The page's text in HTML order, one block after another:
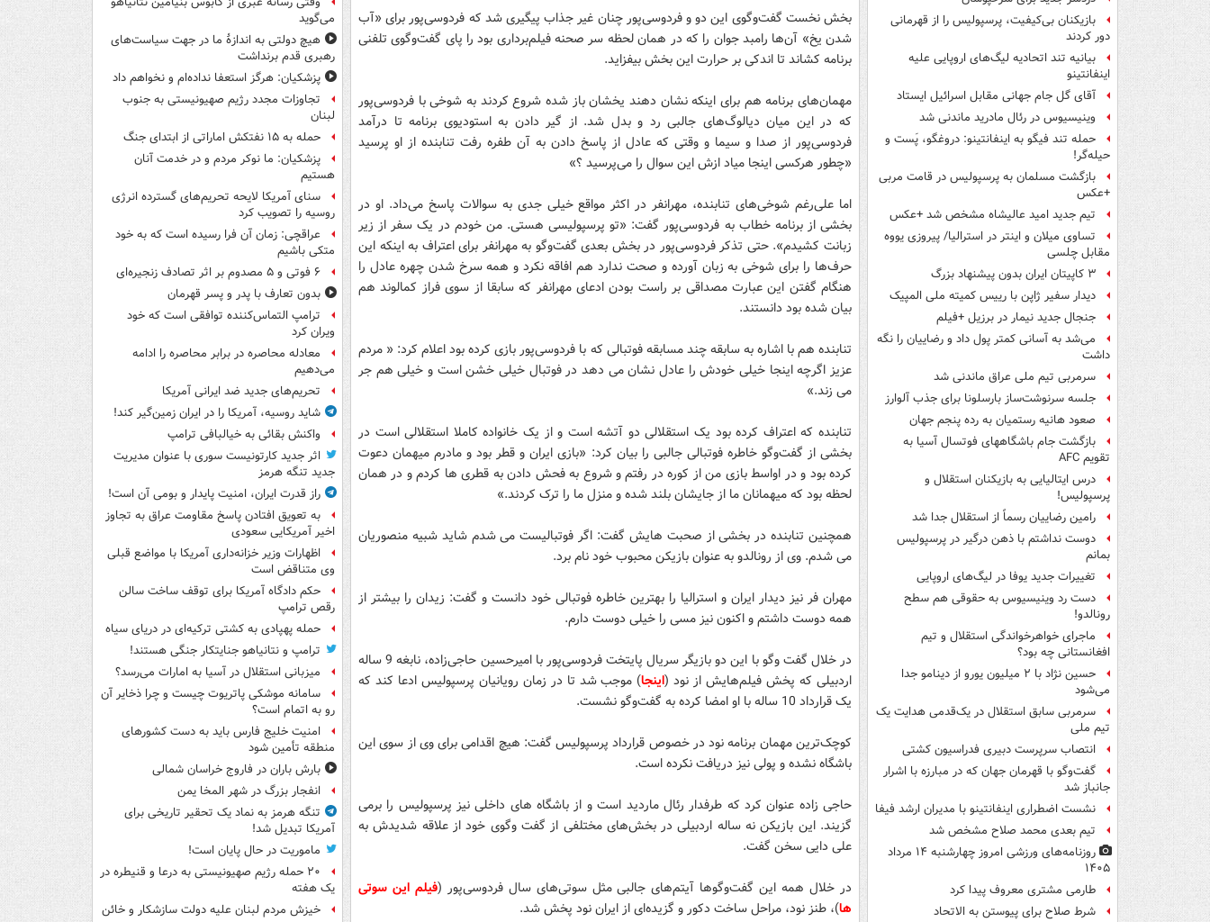
بازیکنان بی‌کیفیت، پرسپولیس را از قهرمانی
دور کردند
بیانیه تند اتحادیه لیگ‌های اروپایی علیه
اینفانتینو
آقای گل جام جهانی مقابل اسرائیل ایستاد
وینیسیوس در رئال مادرید ماندنی شد
حمله تند فیگو به اینفانتینو: دروغگو، پَست‌ و
حیله‌گر!
بازگشت مسلمان به پرسپولیس در قامت مربی
+عکس
تیم جدید امید عالیشاه مشخص شد +عکس
تساوی میلان و اینتر در استرالیا/ پیروزی یووه
مقابل چلسی
۳ کاپیتان ایران بدون پیشنهاد بزرگ
دیدار سفیر ژاپن با رییس کمیته ملی المپیک
جنجال جدید نیمار در برزیل +فیلم
می‌شد به آسانی کمتر پول داد و رضاییان را نگه
داشت
سرمربی تیم ملی عراق ماندنی شد
جلسه سرنوشت‌ساز بارسلونا برای جذب آلوارز
صعود هانیه رستمیان به رده پنجم جهان
بازگشت جام باشگاههای فوتسال آسیا به
تقویم AFC
درس ایتالیایی‌ به بازیکنان استقلال و
پرسپولیس!
رامین رضاییان رسماً از استقلال جدا شد
دوست نداشتم با ذهن درگیر در پرسپولیس
بمانم
تغییرات جدید یوفا در لیگ‌های اروپایی
دست رد وینیسیوس به حقوقی هم سطح
رونالدو!
ماجرای خواهرخواندگی استقلال و تیم
افغانستانی چه بود؟
حسین نژاد با ۲ میلیون یورو از دینامو جدا
می‌شود
سرمربی سابق استقلال در یک‌قدمی هدایت یک
تیم ملی
انتصاب سرپرست دبیری فدراسیون کشتی
گفت‌وگو با قهرمان جهان که در مبارزه با اشرار
جانباز شد
نشست اضطراری اینفانتینو با مدیران ارشد فیفا
تیم بعدی محمد صلاح مشخص شد
روزنامه‌های ورزشی امروز چهارشنبه ۱۴ مرداد
۱۴۰۵
طارمی مشتری معروف پیدا کرد
شرط صلاح برای پیوستن به الاتحاد
بخش نخست گفت‌وگوی این دو و فردوسی‌پور چنان غیر جذاب پیگیری شد که فردوسی‌پور برای «آب
شدن یخ» آن‌ها رامبد جوان را که در همان لحظه سر صحنه فیلم‌برداری بود را پای گفت‌وگوی تلفنی
برنامه کشاند تا اندکی بر حرارت این بخش بیفزاید.
مهمان‌های برنامه هم برای اینکه نشان دهند یخشان باز شده شروع کردند به شوخی با فردوسی‌پور
که در این میان دیالوگ‌های جالبی رد و بدل شد. از گیر دادن به استودیوی برنامه تا درآمد
فردوسی‌پور از صدا و سیما و وقتی که عادل از پاسخ دادن به آن طفره رفت تنابنده از او پرسید
«چطور هرکسی اینجا میاد ازش این سوال را می‌پرسید ؟»
اما علی‌رغم شوخی‌های تنابنده، مهرانفر در اکثر مواقع خیلی جدی به سوالات پاسخ می‌داد. او در
بخشی از برنامه خطاب به فردوسی‌پور گفت: «تو پرسپولیسی هستی. من خودم در یک سفر از زیر
زبانت کشیدم». حتی تذکر فردوسی‌پور در بخش بعدی گفت‌وگو به مهرانفر برای اعتراف به اینکه این
حرف‌ها را برای شوخی به زبان‌ آورده و صحت ندارد هم افاقه نکرد و همه سرخ شدن چهره عادل را
هنگام گفتن این عبارت مصداقی بر راست بودن ادعای مهرانفر که سابقا از سوی فراز کمالوند هم
بیان شده بود دانستند.
تنابنده هم با اشاره به سابقه چند مسابقه فوتبالی که با فردوسی‌پور بازی کرده بود اعلام کرد: « مردم
عزیز اگرچه اینجا خیلی خودش را عادل نشان می دهد در فوتبال خیلی خشن است و خیلی هم جر
می زند.»
تنابنده که اعتراف کرده بود یک استقلالی دو آتشه است و از یک خانواده کاملا استقلالی است در
بخشی از گفت‌وگو خاطره فوتبالی جالبی را بیان کرد: «بازی ایران و قطر بود و مادرم میهمان دعوت
کرده بود و در اواسط بازی من از کوره در رفتم و شروع به فحش دادن به قطری ها کردم و در همان
لحظه بود که میهمانان ما از جایشان بلند شده و منزل ما را ترک کردند.»
همچنین تنابنده در بخشی از صحبت هایش گفت: اگر فوتبالیست می شدم شاید شبیه منصوریان
می شدم. وی از رونالدو به عنوان بازیکن محبوب خود نام برد.
مهران فر نیز دیدار ایران و استرالیا را بهترین خاطره فوتبالی خود دانست و گفت: زیدان را بیشتر از
همه دوست داشتم و اکنون نیز مسی را خیلی دوست دارم.
در خلال گفت وگو با این دو بازیگر سریال پایتخت فردوسی‌پور با امیرحسین حاجی‌زاده، نابغه 9 ساله
اردبیلی که پخش فیلم‌هایش از نود (اینجا) موجب شد تا در زمان رویانیان پرسپولیس ادعا کند که
یک قرارداد 10 ساله با او امضا کرده به گفت‌وگو نشست.
کوچک‌ترین مهمان برنامه نود در خصوص قرارداد پرسپولیس گفت: هیچ اقدامی برای وی از سوی این
باشگاه نشده و پولی نیز دریافت نکرده است.
حاجی زاده عنوان کرد که طرفدار رئال ماردید است و از باشگاه های داخلی نیز پرسپولیس را برمی
گزیند. این بازیکن نه ساله اردبیلی در بخش‌های مختلفی از گفت وگوی خود از علاقه شدیدش به
علی دایی سخن گفت.
در خلال همه این گفت‌وگوها آیتم‌های جالبی مثل سوتی‌های سال فردوسی‌پور (فیلم این سوتی
ها)، طنز نود، مراحل ساخت دکور و گزیده‌ای از ایران نود پخش شد.
می‌گوید
هیچ دولتی به اندازۀ ما در جهت سیاست‌های
رهبری قدم برنداشت
پزشکیان: هرگز استعفا نداده‌ام و نخواهم داد
تجاوزات مجدد رژیم صهیونیستی به جنوب
لبنان
حمله به ۱۵ نفتکش‌ اماراتی از ابتدای جنگ
پزشکیان: ما نوکر مردم و در خدمت آنان
هستیم
سنای آمریکا لایحه تحریم‌های گسترده انرژی
روسیه را تصویب کرد
عراقچی: زمان آن فرا رسیده است که به خود
متکی باشیم
۶ فوتی و ۵ مصدوم بر اثر تصادف زنجیره‌ای
بدون تعارف با پدر و پسر قهرمان
ترامپ التماس‌کننده توافقی است که خود
ویران کرد
معادله محاصره در برابر محاصره را ادامه
می‌دهیم
تحریم‌های جدید ضد ایرانی آمریکا
شاید روسیه، آمریکا را در ایران زمین‌گیر کند!
واکنش بقائی به خیالبافی ترامپ
اثر جدید کارتونیست سوری با عنوان مدیریت
جدید تنگه هرمز
راز قدرت ایران، امنیت پایدار و بومی آن است!
به تعویق افتادن پاسخ مقاومت عراق به تجاوز
اخیر آمریکایی سعودی
اظهارات وزیر خزانه‌داری آمریکا با مواضع قبلی
وی متناقض است
حکم دادگاه آمریکا برای توقف ساخت سالن
رقص ترامپ
حمله پهپادی به کشتی ترکیه‌ای در دریای سیاه
ترامپ و نتانیاهو جنایتکار جنگی هستند!
میزبانی استقلال در آسیا به امارات می‌رسد؟
سامانه موشکی پاتریوت چیست و چرا ذخایر آن
رو به اتمام است؟
امنیت خلیج فارس باید به دست کشورهای
منطقه تأمین شود
بارش باران در فاروج خراسان شمالی
انفجار بزرگ در شهر المخا یمن
تنگه هرمز به نماد یک تحقیر تاریخی برای
آمریکا تبدیل شد!
ماموریت در حال پایان است!
۲۰ حمله رژیم صهیونیستی به درعا و قنیطره در
یک هفته
خیزش مردم لبنان علیه دولت سازشکار و خائن